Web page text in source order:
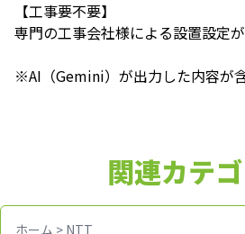
【工事要不要】
専門の工事会社様による設置設定が
※AI（Gemini）が出力した内容が含
関連カテ
ホーム > NTT